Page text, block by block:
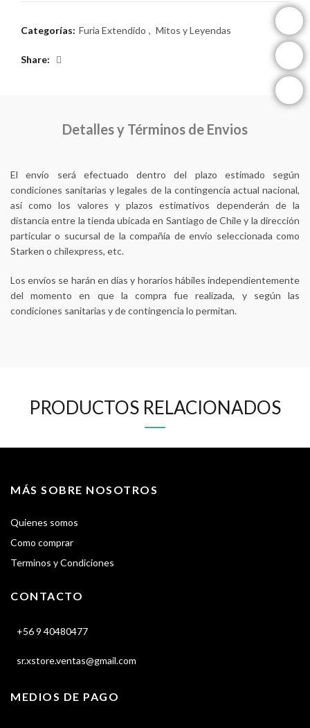
Categorías: Furia Extendido , Mitos y Leyendas
Share
Detalles y Términos de Envios
El envío será efectuado dentro del plazo estimado según
condiciones sanitarias y legales de la contingencia actual nacional,
así como los valores y plazos estimativos dependerán de la
distancia entre la tienda ubicada en Santiago de Chile y la dirección
particular o sucursal de la compañía de envío seleccionada como
Starken o chilexpress, etc.
Los envíos se harán en días y horarios hábiles independientemente
del momento en que la compra fue realizada, y según las
condiciones sanitarias y de contingencia lo permitan.
PRODUCTOS RELACIONADOS
MÁS SOBRE NOSOTROS
Quienes somos
Como comprar
Terminos y Condiciones
CONTACTO
+56 9 40480477
sr.xstore.ventas@gmail.com
MEDIOS DE PAGO